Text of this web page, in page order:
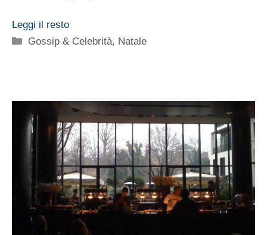
Leggi il resto
Categorie
Gossip & Celebrità, Natale